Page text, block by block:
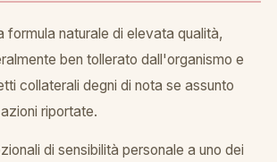
formula naturale di elevata qualità,
ben tollerato dall'organismo e
collaterali degni di nota se assunto
riportate.
di sensibilità personale a uno dei